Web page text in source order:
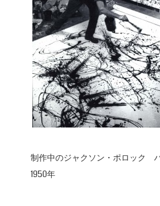
制作中のジャクソン・ポロック
1950年